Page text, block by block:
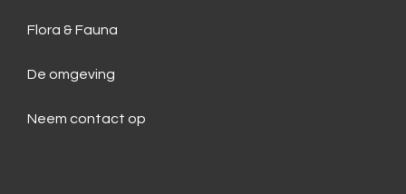
Flora & Fauna
De omgeving
Neem contact op